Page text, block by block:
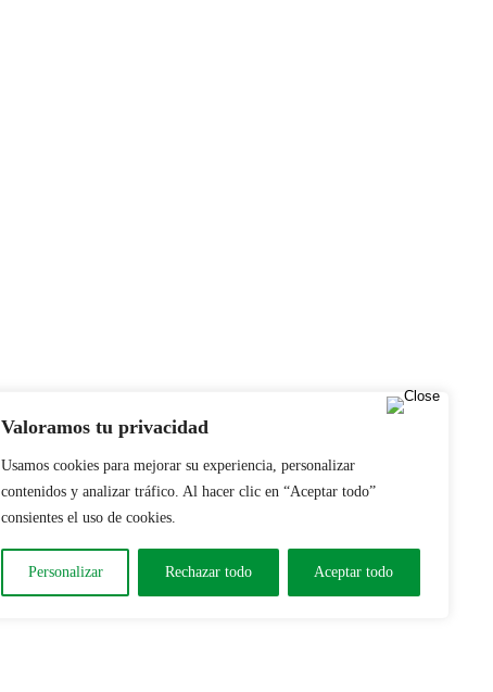
Valoramos tu privacidad
Usamos cookies para mejorar su experiencia, personalizar
contenidos y analizar tráfico. Al hacer clic en “Aceptar todo”
consientes el uso de cookies.
Personalizar Rechazar todo Aceptar todo